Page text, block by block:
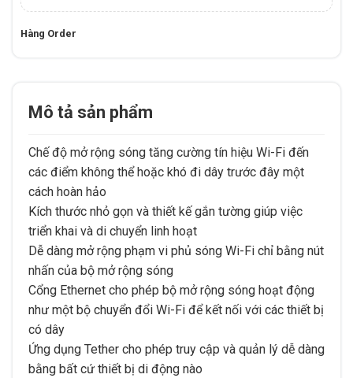
Hàng Order
Mô tả sản phẩm
Chế độ mở rộng sóng tăng cường tín hiệu Wi-Fi đến
các điểm không thể hoặc khó đi dây trước đây một
cách hoàn hảo
Kích thước nhỏ gọn và thiết kế gắn tường giúp việc
triển khai và di chuyển linh hoạt
Dễ dàng mở rộng phạm vi phủ sóng Wi-Fi chỉ bằng nút
nhấn của bộ mở rộng sóng
Cổng Ethernet cho phép bộ mở rộng sóng hoạt động
như một bộ chuyển đổi Wi-Fi để kết nối với các thiết bị
có dây
Ứng dụng Tether cho phép truy cập và quản lý dễ dàng
bằng bất cứ thiết bị di động nào